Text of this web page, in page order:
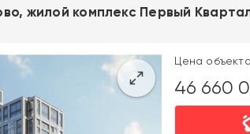
жилой комплекс Первый Квартал
Цена
46 660